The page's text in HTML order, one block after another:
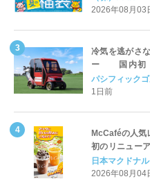
2026年08月03
冷気を逃がさ
ー 国内初！
Cart（エアコ
パシフィック
1日前
McCaféの人気
初のリニュー
ッペ」「マン
開始
日本マクドナ
2026年08月04